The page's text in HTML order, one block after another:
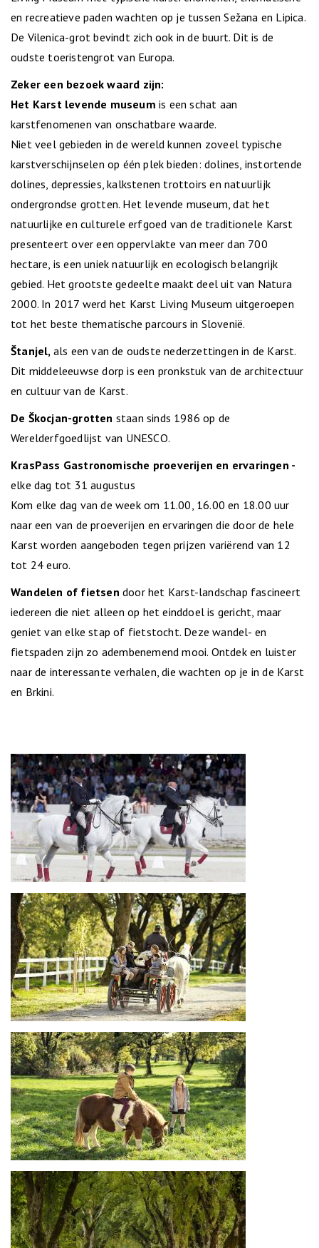
en recreatieve paden wachten op je tussen Sežana en Lipica.
De Vilenica-grot bevindt zich ook in de buurt. Dit is de
oudste toeristengrot van Europa.
Zeker een bezoek waard zijn:
Het Karst levende museum is een schat aan
karstfenomenen van onschatbare waarde.
Niet veel gebieden in de wereld kunnen zoveel typische
karstverschijnselen op één plek bieden: dolines, instortende
dolines, depressies, kalkstenen trottoirs en natuurlijk
ondergrondse grotten. Het levende museum, dat het
natuurlijke en culturele erfgoed van de traditionele Karst
presenteert over een oppervlakte van meer dan 700
hectare, is een uniek natuurlijk en ecologisch belangrijk
gebied. Het grootste gedeelte maakt deel uit van Natura
2000. In 2017 werd het Karst Living Museum uitgeroepen
tot het beste thematische parcours in Slovenië.
Štanjel, als een van de oudste nederzettingen in de Karst.
Dit middeleeuwse dorp is een pronkstuk van de architectuur
en cultuur van de Karst.
De Škocjan-grotten staan sinds 1986 op de
Werelderfgoedlijst van UNESCO.
KrasPass Gastronomische proeverijen en ervaringen -
elke dag tot 31 augustus
Kom elke dag van de week om 11.00, 16.00 en 18.00 uur
naar een van de proeverijen en ervaringen die door de hele
Karst worden aangeboden tegen prijzen variërend van 12
tot 24 euro.
Wandelen of fietsen door het Karst-landschap fascineert
iedereen die niet alleen op het einddoel is gericht, maar
geniet van elke stap of fietstocht. Deze wandel- en
fietspaden zijn zo adembenemend mooi. Ontdek en luister
naar de interessante verhalen, die wachten op je in de Karst
en Brkini.